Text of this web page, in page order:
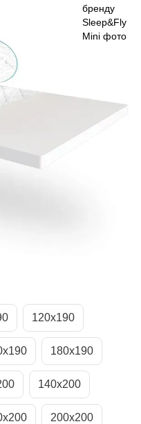
120х190
180х190
140х200
200х200